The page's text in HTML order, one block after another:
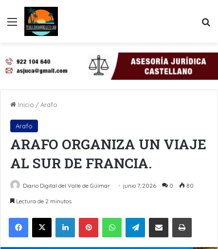
Menú
Inicio /Arafo
Arafo
ARAFO ORGANIZA UN VIAJE
AL SUR DE FRANCIA.
Diario Digital del Valle de Güímar junio 7, 2026 0 80
Lectura de 2 minutos
LinkedInPinterestWhatsAppTelegramCompartir por Email Imprimir